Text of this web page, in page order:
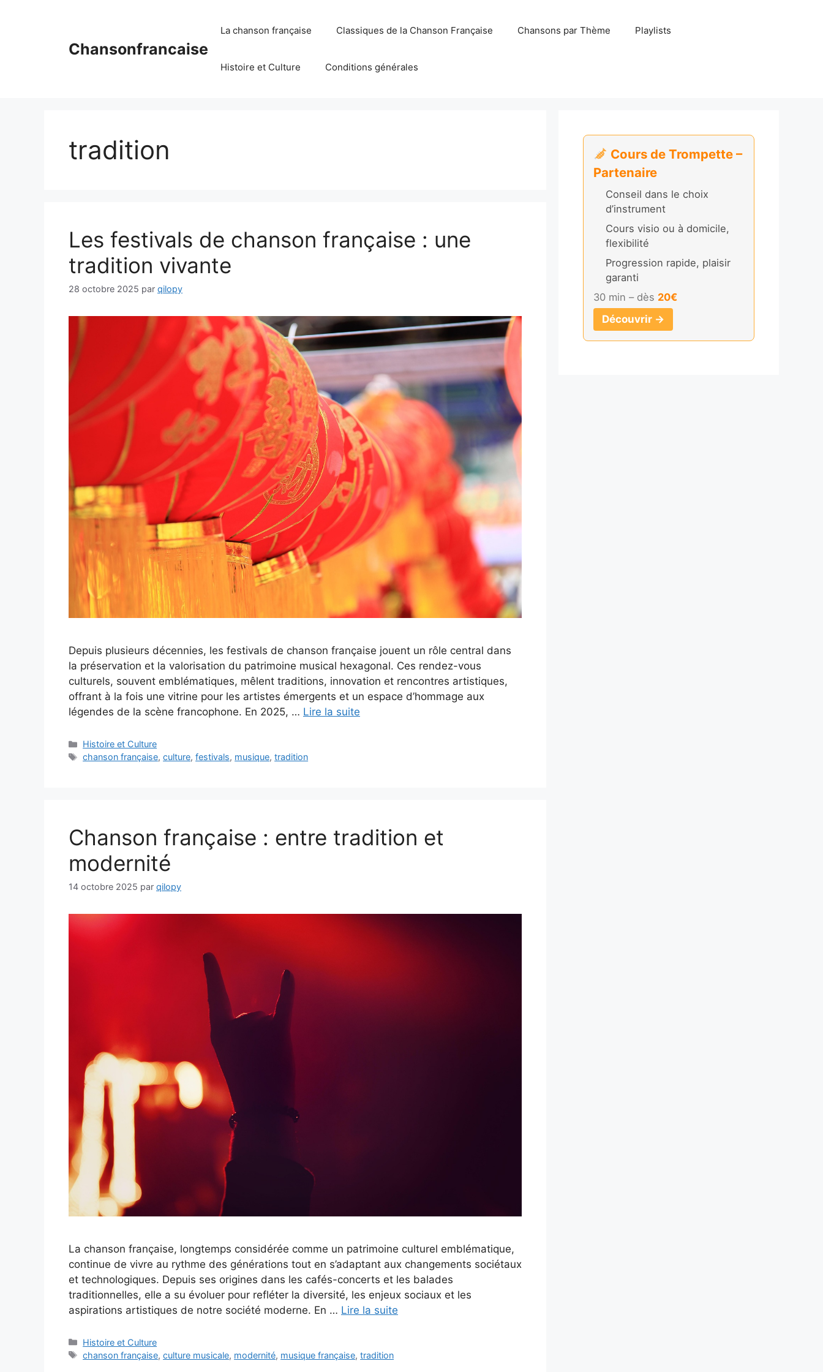
Chansonfrancaise
La chanson française Classiques de la Chanson Française Chansons par Thème Playlists
Histoire et Culture Conditions générales
tradition
Les festivals de chanson française : une
tradition vivante
28 octobre 2025 par qilopy
Depuis plusieurs décennies, les festivals de chanson française jouent un rôle central dans
la préservation et la valorisation du patrimoine musical hexagonal. Ces rendez-vous
culturels, souvent emblématiques, mêlent traditions, innovation et rencontres artistiques,
offrant à la fois une vitrine pour les artistes émergents et un espace d’hommage aux
légendes de la scène francophone. En 2025, … Lire la suite
Catégories
Histoire et Culture
Étiquettes
chanson française,culture,festivals, musique,tradition
Chanson française : entre tradition et
modernité
14 octobre 2025 par qilopy
La chanson française, longtemps considérée comme un patrimoine culturel emblématique,
continue de vivre au rythme des générations tout en s’adaptant aux changements sociétaux
et technologiques. Depuis ses origines dans les cafés-concerts et les balades
traditionnelles, elle a su évoluer pour refléter la diversité, les enjeux sociaux et les
aspirations artistiques de notre société moderne. En … Lire la suite
Catégories
Histoire et Culture
Étiquettes
chanson française,culture musicale, modernité, musique française,tradition
Cours de Trompette –
Partenaire
Conseil dans le choix
d’instrument
Cours visio ou à domicile,
flexibilité
Progression rapide, plaisir
garanti
30 min – dès 20€
Découvrir →